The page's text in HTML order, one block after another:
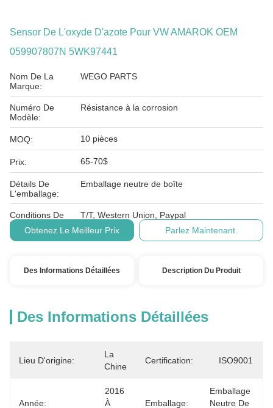
Sensor De L'oxyde D'azote Pour VW AMAROK OEM
059907807N 5WK97441
Nom De La
Marque:
WEGO PARTS
Numéro De
Modèle:
Résistance à la corrosion
MOQ: 10 pièces
Prix: 65-70$
Détails De
L'emballage:
Emballage neutre de boîte
Conditions De
Paiement:
T/T, Western Union, Paypal
Obtenez Le Meilleur Prix
Parlez Maintenant.
Des Informations Détaillées Description Du Produit
Des Informations Détaillées
Lieu D'origine:
La
Chine
Certification: ISO9001
Année:
2016
À
Emballage:
Emballage
Neutre De